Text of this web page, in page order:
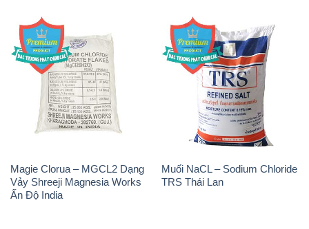
Magie Clorua – MGCL2 Dạng
Vảy Shreeji Magnesia Works
Ấn Độ India
Muối NaCL – Sodium Chloride
TRS Thái Lan